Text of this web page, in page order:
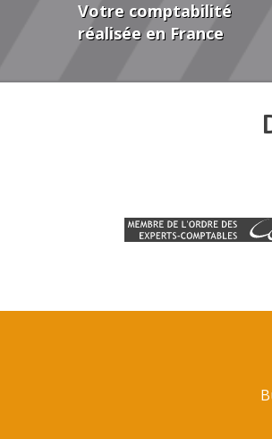
Votre comptabilité
réalisée en France